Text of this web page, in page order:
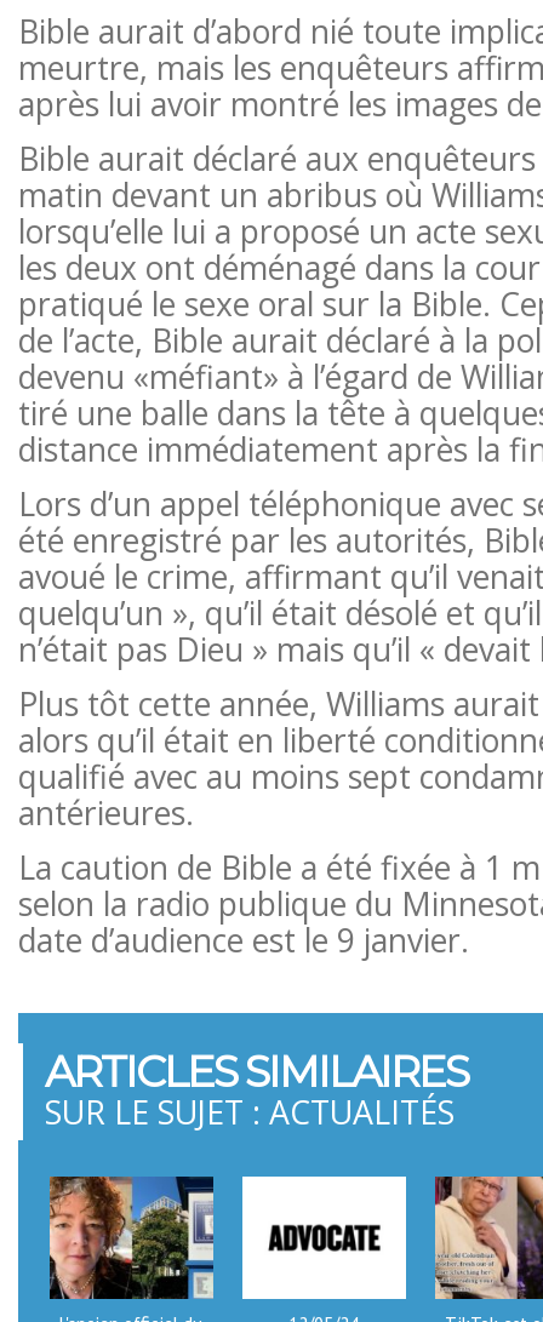
Bible aurait d’abord nié toute
meurtre, mais les enquêteurs
après lui avoir montré les images
Bible aurait déclaré aux enquêteurs
matin devant un abribus où
lorsqu’elle lui a proposé un acte
les deux ont déménagé dans la
pratiqué le sexe oral sur la Bible.
de l’acte, Bible aurait déclaré à la
devenu «méfiant» à l’égard de
tiré une balle dans la tête à
distance immédiatement après la
Lors d’un appel téléphonique avec
été enregistré par les autorités,
avoué le crime, affirmant qu’il
quelqu’un », qu’il était désolé et
n’était pas Dieu » mais qu’il «
Plus tôt cette année, Williams
alors qu’il était en liberté
qualifié avec au moins sept
antérieures.
La caution de Bible a été fixée à 1
selon la radio publique du
date d’audience est le 9 janvier.
ARTICLES SIMILAIRES
SUR LE SUJET : ACTUALITÉS